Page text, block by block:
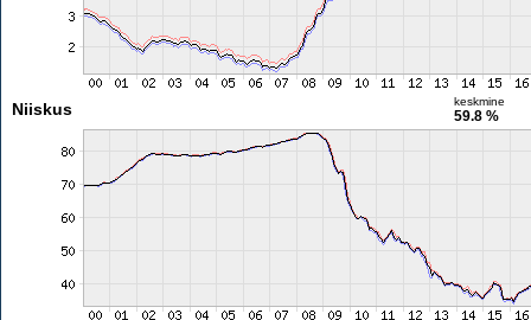
Niiskus keskmine
59.8 %